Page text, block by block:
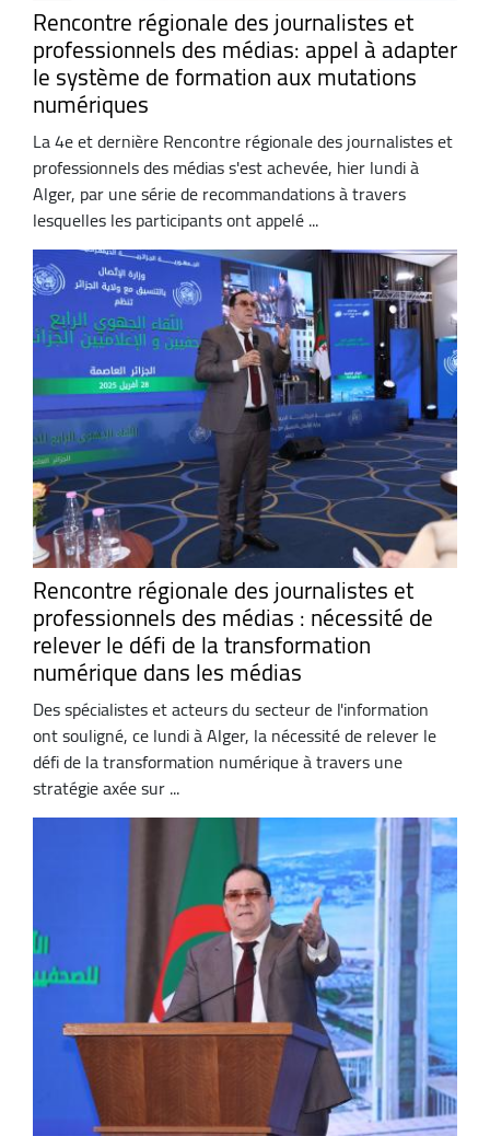
Rencontre régionale des journalistes et
professionnels des médias: appel à adapter
le système de formation aux mutations
numériques
La 4e et dernière Rencontre régionale des journalistes et
professionnels des médias s'est achevée, hier lundi à
Alger, par une série de recommandations à travers
lesquelles les participants ont appelé ...
Rencontre régionale des journalistes et
professionnels des médias : nécessité de
relever le défi de la transformation
numérique dans les médias
Des spécialistes et acteurs du secteur de l'information
ont souligné, ce lundi à Alger, la nécessité de relever le
défi de la transformation numérique à travers une
stratégie axée sur ...